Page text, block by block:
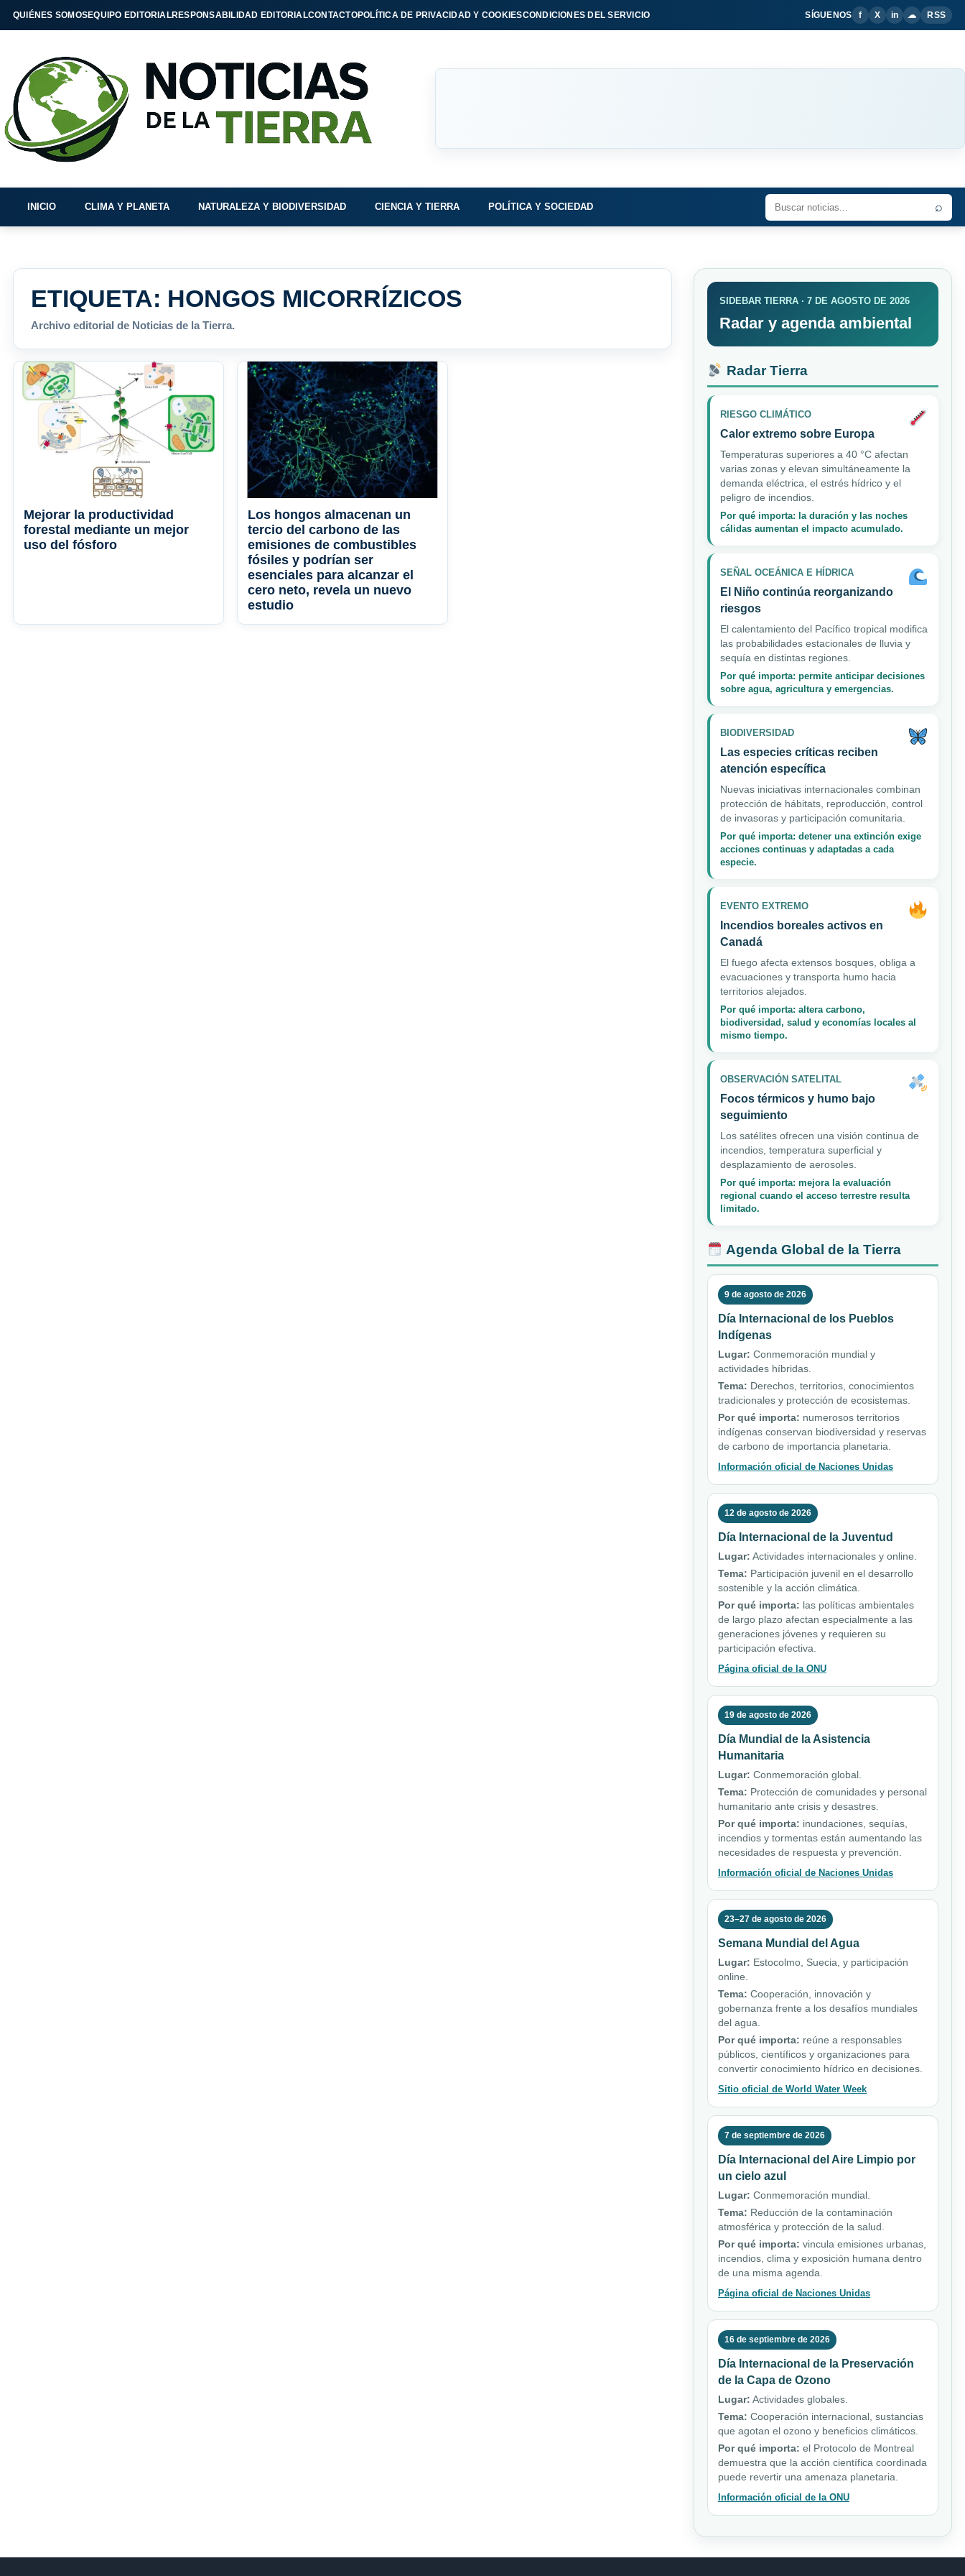
QUIÉNES SOMOSEQUIPO EDITORIALRESPONSABILIDAD EDITORIALCONTACTOPOLÍTICA DE PRIVACIDAD Y COOKIESCONDICIONES DEL SERVICIO SÍGUENOS f X in ☁ RSS
INICIO CLIMA Y PLANETA NATURALEZA Y BIODIVERSIDAD CIENCIA Y TIERRA POLÍTICA Y SOCIEDAD ⌕
ETIQUETA: HONGOS MICORRÍZICOS
Archivo editorial de Noticias de la Tierra.
Mejorar la productividad
forestal mediante un mejor
uso del fósforo
Los hongos almacenan un
tercio del carbono de las
emisiones de combustibles
fósiles y podrían ser
esenciales para alcanzar el
cero neto, revela un nuevo
estudio
SIDEBAR TIERRA · 7 DE AGOSTO DE 2026
Radar y agenda ambiental
Radar Tierra
RIESGO CLIMÁTICO
Calor extremo sobre Europa
Temperaturas superiores a 40 °C afectan
varias zonas y elevan simultáneamente la
demanda eléctrica, el estrés hídrico y el
peligro de incendios.
Por qué importa: la duración y las noches
cálidas aumentan el impacto acumulado.
SEÑAL OCEÁNICA E HÍDRICA
El Niño continúa reorganizando
riesgos
El calentamiento del Pacífico tropical modifica
las probabilidades estacionales de lluvia y
sequía en distintas regiones.
Por qué importa: permite anticipar decisiones
sobre agua, agricultura y emergencias.
BIODIVERSIDAD
Las especies críticas reciben
atención específica
Nuevas iniciativas internacionales combinan
protección de hábitats, reproducción, control
de invasoras y participación comunitaria.
Por qué importa: detener una extinción exige
acciones continuas y adaptadas a cada
especie.
EVENTO EXTREMO
Incendios boreales activos en
Canadá
El fuego afecta extensos bosques, obliga a
evacuaciones y transporta humo hacia
territorios alejados.
Por qué importa: altera carbono,
biodiversidad, salud y economías locales al
mismo tiempo.
OBSERVACIÓN SATELITAL
Focos térmicos y humo bajo
seguimiento
Los satélites ofrecen una visión continua de
incendios, temperatura superficial y
desplazamiento de aerosoles.
Por qué importa: mejora la evaluación
regional cuando el acceso terrestre resulta
limitado.
Agenda Global de la Tierra
9 de agosto de 2026
Día Internacional de los Pueblos
Indígenas
Lugar: Conmemoración mundial y
actividades híbridas.
Tema: Derechos, territorios, conocimientos
tradicionales y protección de ecosistemas.
Por qué importa: numerosos territorios
indígenas conservan biodiversidad y reservas
de carbono de importancia planetaria.
Información oficial de Naciones Unidas
12 de agosto de 2026
Día Internacional de la Juventud
Lugar: Actividades internacionales y online.
Tema: Participación juvenil en el desarrollo
sostenible y la acción climática.
Por qué importa: las políticas ambientales
de largo plazo afectan especialmente a las
generaciones jóvenes y requieren su
participación efectiva.
Página oficial de la ONU
19 de agosto de 2026
Día Mundial de la Asistencia
Humanitaria
Lugar: Conmemoración global.
Tema: Protección de comunidades y personal
humanitario ante crisis y desastres.
Por qué importa: inundaciones, sequías,
incendios y tormentas están aumentando las
necesidades de respuesta y prevención.
Información oficial de Naciones Unidas
23–27 de agosto de 2026
Semana Mundial del Agua
Lugar: Estocolmo, Suecia, y participación
online.
Tema: Cooperación, innovación y
gobernanza frente a los desafíos mundiales
del agua.
Por qué importa: reúne a responsables
públicos, científicos y organizaciones para
convertir conocimiento hídrico en decisiones.
Sitio oficial de World Water Week
7 de septiembre de 2026
Día Internacional del Aire Limpio por
un cielo azul
Lugar: Conmemoración mundial.
Tema: Reducción de la contaminación
atmosférica y protección de la salud.
Por qué importa: vincula emisiones urbanas,
incendios, clima y exposición humana dentro
de una misma agenda.
Página oficial de Naciones Unidas
16 de septiembre de 2026
Día Internacional de la Preservación
de la Capa de Ozono
Lugar: Actividades globales.
Tema: Cooperación internacional, sustancias
que agotan el ozono y beneficios climáticos.
Por qué importa: el Protocolo de Montreal
demuestra que la acción científica coordinada
puede revertir una amenaza planetaria.
Información oficial de la ONU